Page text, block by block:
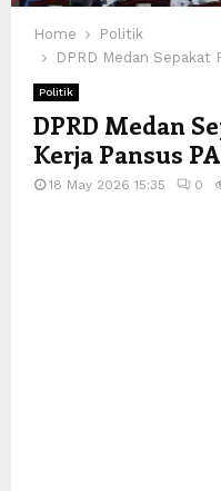
Home
Politik
DPRD Medan Sepakat
Politik
DPRD Medan
Kerja Pansus
18 May 2026 15:35 0